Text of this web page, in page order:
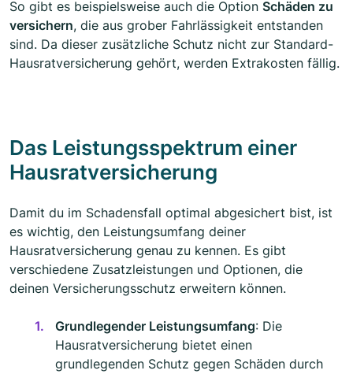
So gibt es beispielsweise auch die Option Schäden zu
versichern, die aus grober Fahrlässigkeit entstanden
sind. Da dieser zusätzliche Schutz nicht zur Standard-
Hausratversicherung gehört, werden Extrakosten fällig.
Das Leistungsspektrum einer
Hausratversicherung
Damit du im Schadensfall optimal abgesichert bist, ist
es wichtig, den Leistungsumfang deiner
Hausratversicherung genau zu kennen. Es gibt
verschiedene Zusatzleistungen und Optionen, die
deinen Versicherungsschutz erweitern können.
Grundlegender Leistungsumfang: Die
Hausratversicherung bietet einen
grundlegenden Schutz gegen Schäden durch